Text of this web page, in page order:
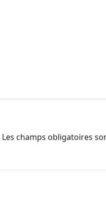
Les champs obligatoires